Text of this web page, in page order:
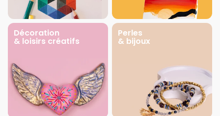
Décoration
& loisirs créatifs
Perles
& bijoux